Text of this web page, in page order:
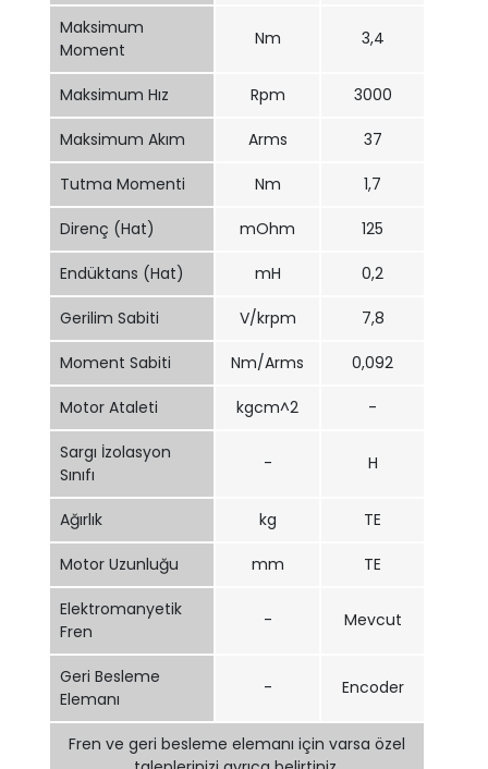
Maksimum
Moment
Nm 3,4
Maksimum Hız Rpm 3000
Maksimum Akım Arms 37
Tutma Momenti Nm 1,7
Direnç (Hat) mOhm 125
Endüktans (Hat) mH 0,2
Gerilim Sabiti V/krpm 7,8
Moment Sabiti Nm/Arms 0,092
Motor Ataleti kgcm^2 -
Sargı İzolasyon
Sınıfı
- H
Ağırlık kg TE
Motor Uzunluğu mm TE
Elektromanyetik
Fren
- Mevcut
Geri Besleme
Elemanı
- Encoder
Fren ve geri besleme elemanı için varsa özel